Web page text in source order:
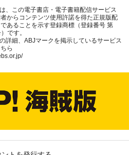
、この電子書店・電子書籍配信サービス
からコンテンツ使用許諾を得た正規版配
あることを示す登録商標（登録番号 第
です。
詳細、ABJマークを掲示しているサービス
ら